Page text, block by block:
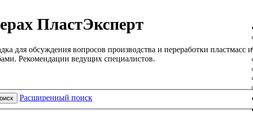
ПластЭксперт
для обсуждения вопросов производства и переработки пластмасс и
Рекомендации ведущих специалистов.
Расширенный поиск